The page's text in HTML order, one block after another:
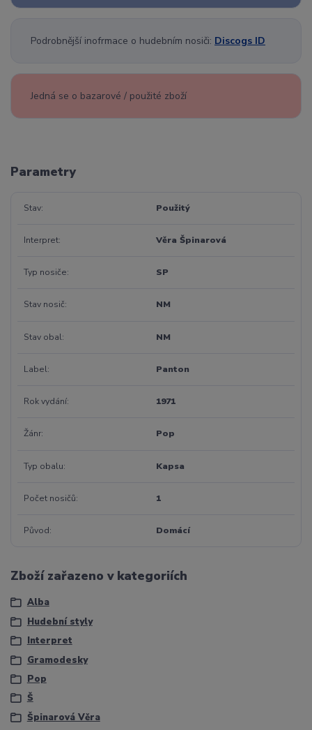
Podrobnější inofrmace o hudebním nosiči: Discogs ID
Jedná se o bazarové / použité zboží
Parametry
Stav Použitý
Interpret Věra Špinarová
Typ nosiče SP
Stav nosič NM
Stav obal NM
Label Panton
Rok vydání 1971
Žánr Pop
Typ obalu Kapsa
Počet nosičů 1
Původ Domácí
Zboží zařazeno v kategoriích
Alba
Hudební styly
Interpret
Gramodesky
Pop
Š
Špinarová Věra